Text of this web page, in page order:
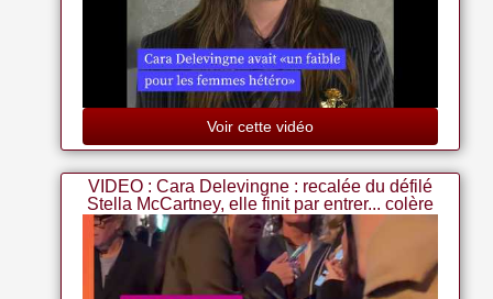
Voir cette vidéo
VIDEO : Cara Delevingne : recalée du défilé
Stella McCartney, elle finit par entrer... colère
noire !